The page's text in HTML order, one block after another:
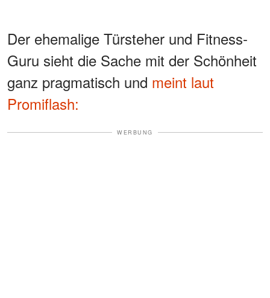
Der ehemalige Türsteher und Fitness-
Guru sieht die Sache mit der Schönheit
ganz pragmatisch und meint laut
Promiflash:
WERBUNG